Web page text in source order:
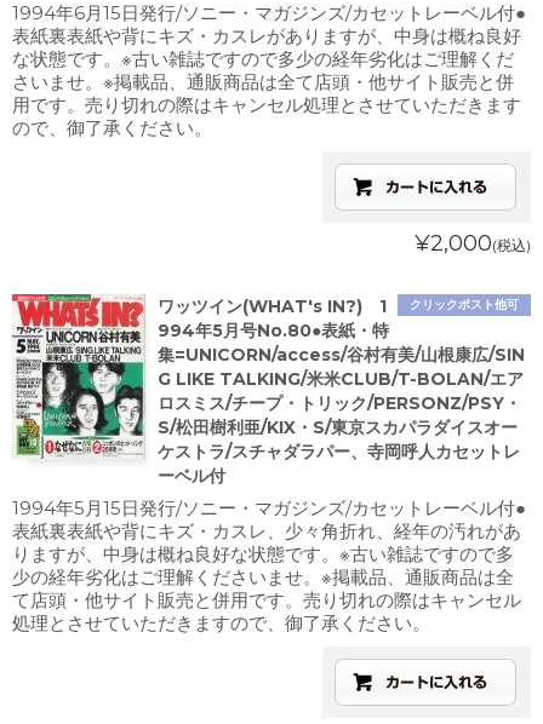
1994年6月15日発行/ソニー・マガジンズ/カセットレーベル付●
表紙裏表紙や背にキズ・カスレがありますが、中身は概ね良好
な状態です。※古い雑誌ですので多少の経年劣化はご理解くだ
さいませ。※掲載品、通販商品は全て店頭・他サイト販売と併
用です。売り切れの際はキャンセル処理とさせていただきます
ので、御了承ください。
¥2,000(税込)
クリックポスト他可
ワッツイン(WHAT's IN?) 1
994年5月号No.80●表紙・特
集=UNICORN/access/谷村有美/山根康広/SIN
G LIKE TALKING/米米CLUB/T-BOLAN/エア
ロスミス/チープ・トリック/PERSONZ/PSY・
S/松田樹利亜/KIX・S/東京スカパラダイスオー
ケストラ/スチャダラパー、寺岡呼人カセットレ
ーベル付
1994年5月15日発行/ソニー・マガジンズ/カセットレーベル付●
表紙裏表紙や背にキズ・カスレ、少々角折れ、経年の汚れがあ
りますが、中身は概ね良好な状態です。※古い雑誌ですので多
少の経年劣化はご理解くださいませ。※掲載品、通販商品は全
て店頭・他サイト販売と併用です。売り切れの際はキャンセル
処理とさせていただきますので、御了承ください。